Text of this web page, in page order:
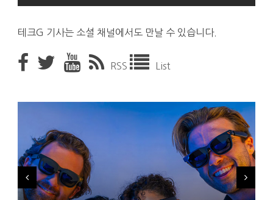
테크G 기사는 소셜 채널에서도 만날 수 있습니다.
RSS List